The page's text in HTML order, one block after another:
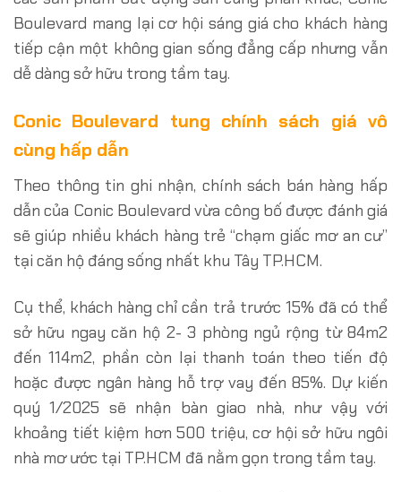
Boulevard mang lại cơ hội sáng giá cho khách hàng
tiếp cận một không gian sống đẳng cấp nhưng vẫn
dễ dàng sở hữu trong tầm tay.
Conic Boulevard tung chính sách giá vô
cùng hấp dẫn
Theo thông tin ghi nhận, chính sách bán hàng hấp
dẫn của Conic Boulevard vừa công bố được đánh giá
sẽ giúp nhiều khách hàng trẻ “chạm giấc mơ an cư”
tại căn hộ đáng sống nhất khu Tây TP.HCM.
Cụ thể, khách hàng chỉ cần trả trước 15% đã có thể
sở hữu ngay căn hộ 2- 3 phòng ngủ rộng từ 84m2
đến 114m2, phần còn lại thanh toán theo tiến độ
hoặc được ngân hàng hỗ trợ vay đến 85%. Dự kiến
quý 1/2025 sẽ nhận bàn giao nhà, như vậy với
khoảng tiết kiệm hơn 500 triệu, cơ hội sở hữu ngôi
nhà mơ ước tại TP.HCM đã nằm gọn trong tầm tay.